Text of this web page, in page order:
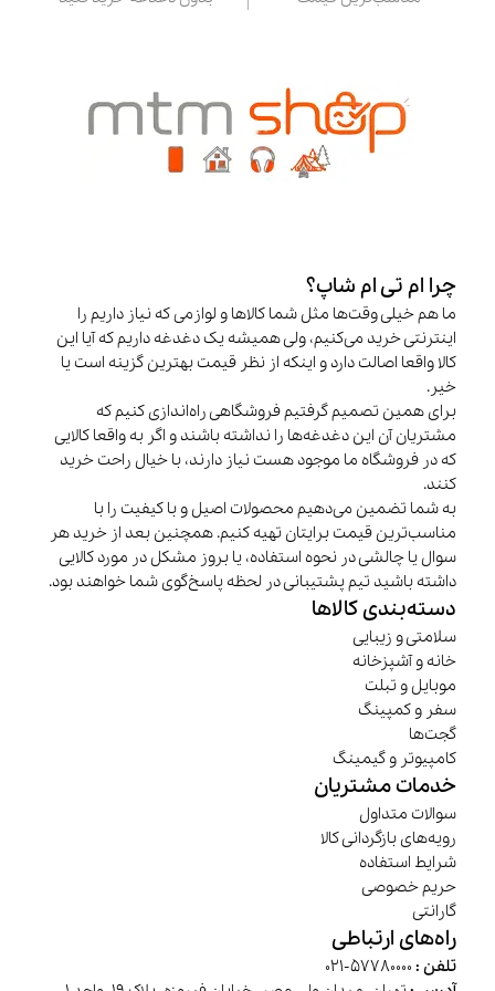
چرا ام تی ام شاپ؟
ما هم خیلی وقت‌ها مثل شما کالاها و لوازمی که نیاز داریم را
اینترنتی خرید می‌کنیم، ولی همیشه یک دغدغه داریم که آیا این
کالا واقعا اصالت دارد و اینکه از نظر قیمت بهترین گزینه است یا
خیر.
برای همین تصمیم گرفتیم فروشگاهی راه‌اندازی کنیم که
مشتریان آن این دغدغه‌ها را نداشته باشند و اگر به واقعا کالایی
که در فروشگاه ما موجود هست نیاز دارند، با خیال راحت خرید
کنند.
به شما تضمین می‌دهیم محصولات اصیل و با کیفیت را با
مناسب‌ترین قیمت برایتان تهیه کنیم. همچنین بعد از خرید هر
سوال یا چالشی در نحوه استفاده، یا بروز مشکل در مورد کالایی
داشته باشید تیم پشتیبانی در لحظه پاسخ‌گوی شما خواهند بود.
دسته‌بندی کالاها
سلامتی و زیبایی
خانه و آشپزخانه
موبایل و تبلت
سفر و کمپینگ
گجت‌ها
کامپیوتر و گیمینگ
خدمات مشتریان
سوالات متداول
رویه‌های بازگردانی کالا
شرایط استفاده
حریم خصوصی
گارانتی
راه‌های ارتباطی
تلفن :